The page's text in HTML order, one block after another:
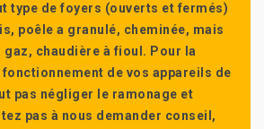
type de foyers (ouverts et fermés)
poêle a granulé, cheminée, mais
gaz, chaudière à fioul. Pour la
de vos appareils de
pas négliger le ramonage et
pas à nous demander conseil,